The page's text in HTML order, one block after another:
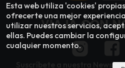
VIAJA CON
Suscríbete a nuestra
Esta web utiliza 'cookies'
ofrecerte una mejor
utilizar nuestros servicios,
ellas. Puedes cambiar la
cualquier momento.